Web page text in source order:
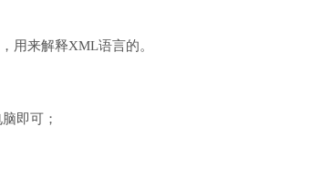
用来解释XML语言的。
即可；